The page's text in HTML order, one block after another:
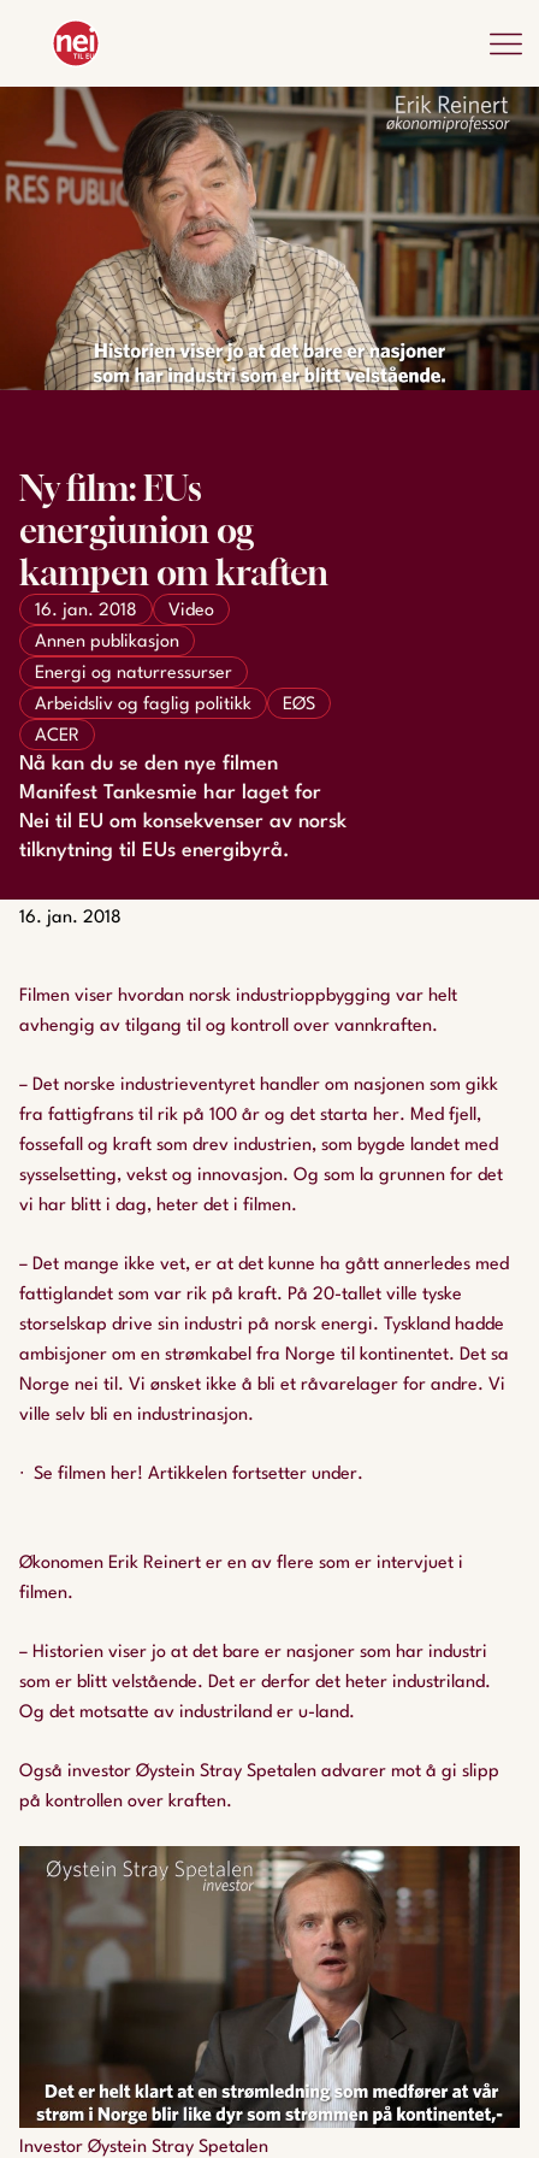
16. jan. 2018
Ny film: EUs
energiunion og
kampen om kraften
16. jan. 2018
Video
Annen publikasjon
Energi og naturressurser
Arbeidsliv og faglig politikk
EØS
ACER
Nå kan du se den nye filmen
Manifest Tankesmie har laget for
Nei til EU om konsekvenser av norsk
tilknytning til EUs energibyrå.
Filmen viser hvordan norsk industrioppbygging var helt
avhengig av tilgang til og kontroll over vannkraften.
– Det norske industrieventyret handler om nasjonen som gikk
fra fattigfrans til rik på 100 år og det starta her. Med fjell,
fossefall og kraft som drev industrien, som bygde landet med
sysselsetting, vekst og innovasjon. Og som la grunnen for det
vi har blitt i dag, heter det i filmen.
– Det mange ikke vet, er at det kunne ha gått annerledes med
fattiglandet som var rik på kraft. På 20-tallet ville tyske
storselskap drive sin industri på norsk energi. Tyskland hadde
ambisjoner om en strømkabel fra Norge til kontinentet. Det sa
Norge nei til. Vi ønsket ikke å bli et råvarelager for andre. Vi
ville selv bli en industrinasjon.
Se filmen her! Artikkelen fortsetter under.
Økonomen Erik Reinert er en av flere som er intervjuet i
filmen.
– Historien viser jo at det bare er nasjoner som har industri
som er blitt velstående. Det er derfor det heter industriland.
Og det motsatte av industriland er u-land.
Også investor Øystein Stray Spetalen advarer mot å gi slipp
på kontrollen over kraften.
Investor Øystein Stray Spetalen